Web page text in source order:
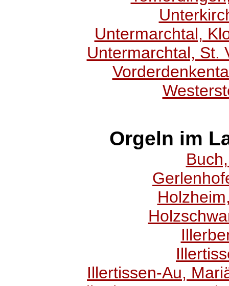
Untermarchtal,
Untermarchtal, St.
Orgeln im
Illertissen-Au,